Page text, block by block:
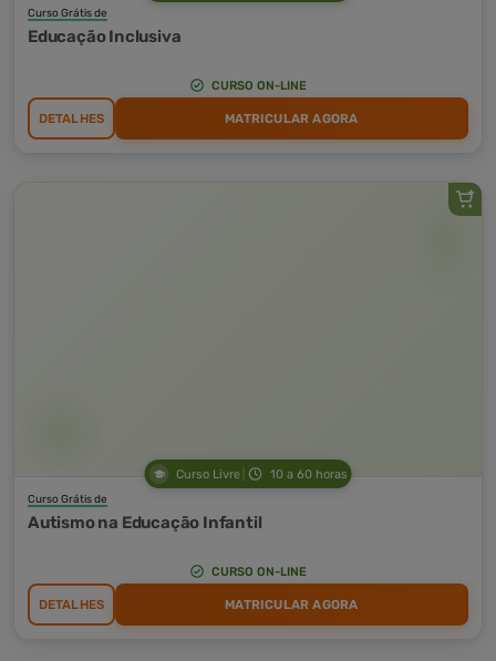
Curso Grátis de
Educação Inclusiva
CURSO ON-LINE
DETALHES MATRICULAR AGORA
Curso Livre 10 a 60 horas
Curso Grátis de
Autismo na Educação Infantil
CURSO ON-LINE
DETALHES MATRICULAR AGORA